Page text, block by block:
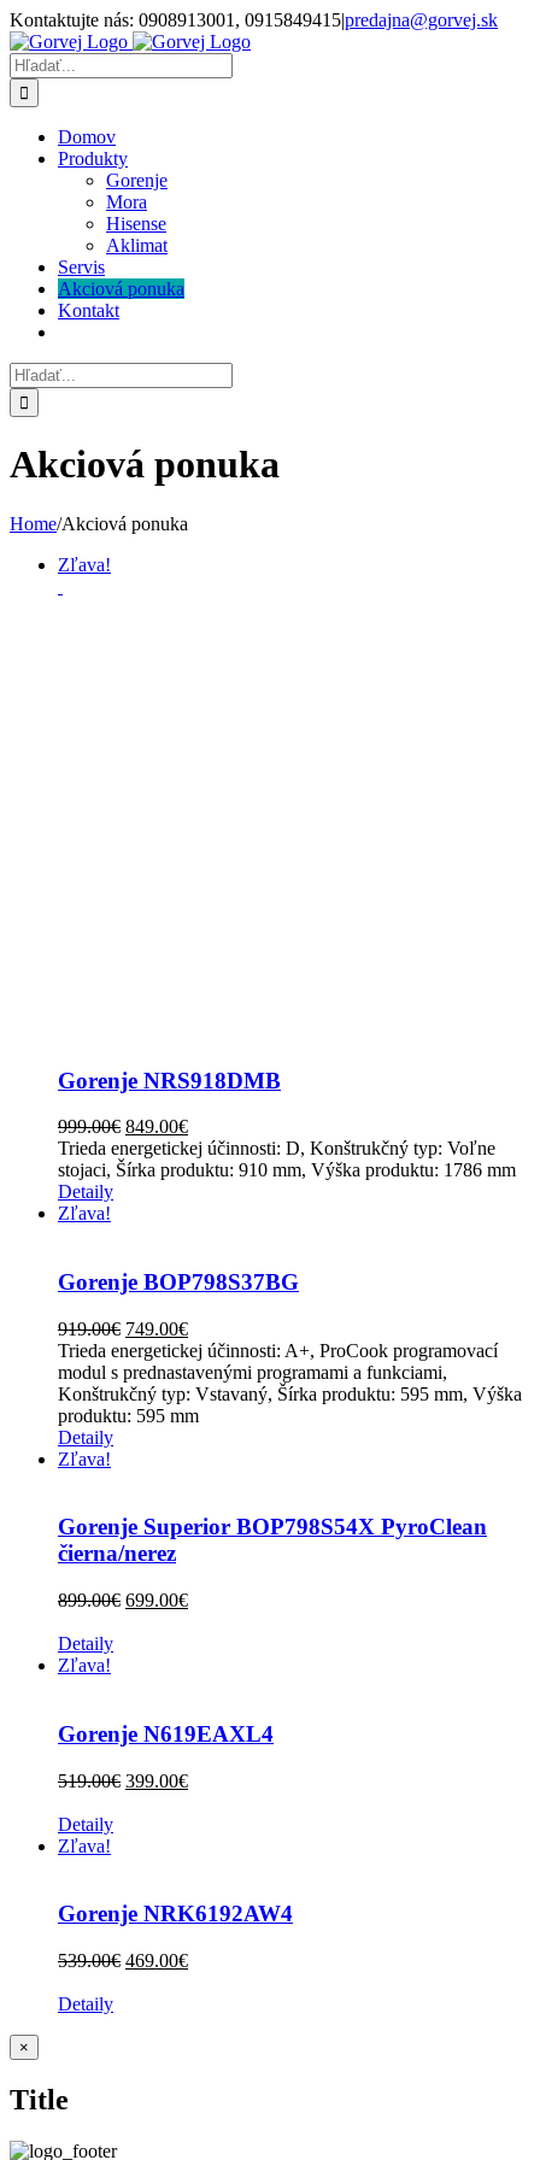
Skip
to
content
Kontaktujte nás: 0908913001, 0915849415|predajna@gorvej.sk
Hľadať:
Domov
Produkty
Gorenje
Mora
Hisense
Aklimat
Servis
Akciová ponuka
Kontakt
Hľadať:
Akciová ponuka
Home/Akciová ponuka
Zľava!
Gorenje NRS918DMB
999.00€ 849.00€
Trieda energetickej účinnosti: D, Konštrukčný typ: Voľne
stojaci, Šírka produktu: 910 mm, Výška produktu: 1786 mm
Detaily
Zľava!
Gorenje BOP798S37BG
919.00€ 749.00€
Trieda energetickej účinnosti: A+, ProCook programovací
modul s prednastavenými programami a funkciami,
Konštrukčný typ: Vstavaný, Šírka produktu: 595 mm, Výška
produktu: 595 mm
Detaily
Zľava!
Gorenje Superior BOP798S54X PyroClean
čierna/nerez
899.00€ 699.00€
Detaily
Zľava!
Gorenje N619EAXL4
519.00€ 399.00€
Detaily
Zľava!
Gorenje NRK6192AW4
539.00€ 469.00€
Detaily
Zatvoriť
rýchle
produktu
×
Title